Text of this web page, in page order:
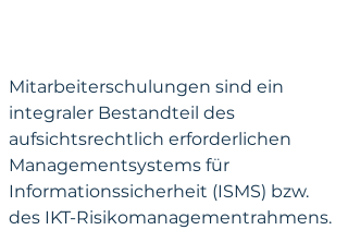
Mitarbeiterschulungen sind ein
integraler Bestandteil des
aufsichtsrechtlich erforderlichen
Managementsystems für
Informationssicherheit (ISMS) bzw.
des IKT-Risikomanagementrahmens.